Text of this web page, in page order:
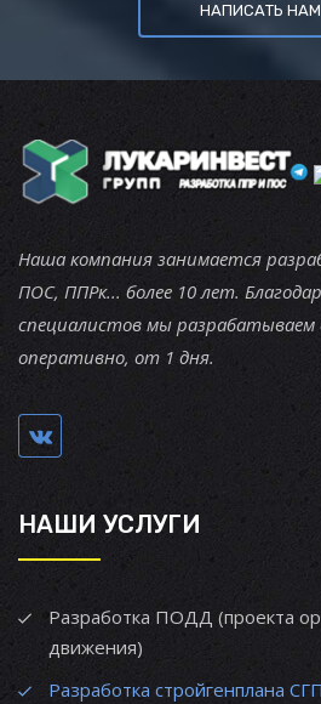
НАПИСАТЬ НАМ
Наша компания занимается
ПОС, ППРк... более 10 лет.
специалистов мы
оперативно, от 1 дня.
НАШИ УСЛУГИ
Разработка ПОДД (проекта
движения)
Разработка стройгенплана СГП